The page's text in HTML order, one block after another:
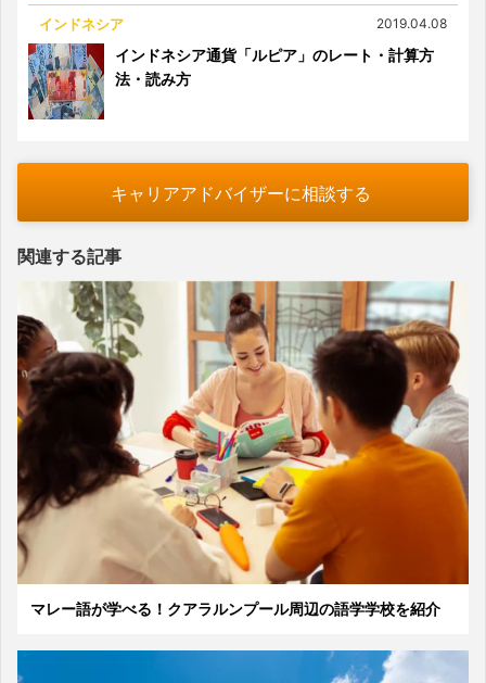
インドネシア 2019.04.08
インドネシア通貨「ルピア」のレート・計算方
法・読み方
キャリアアドバイザーに相談する
関連する記事
マレー語が学べる！クアラルンプール周辺の語学学校を紹介